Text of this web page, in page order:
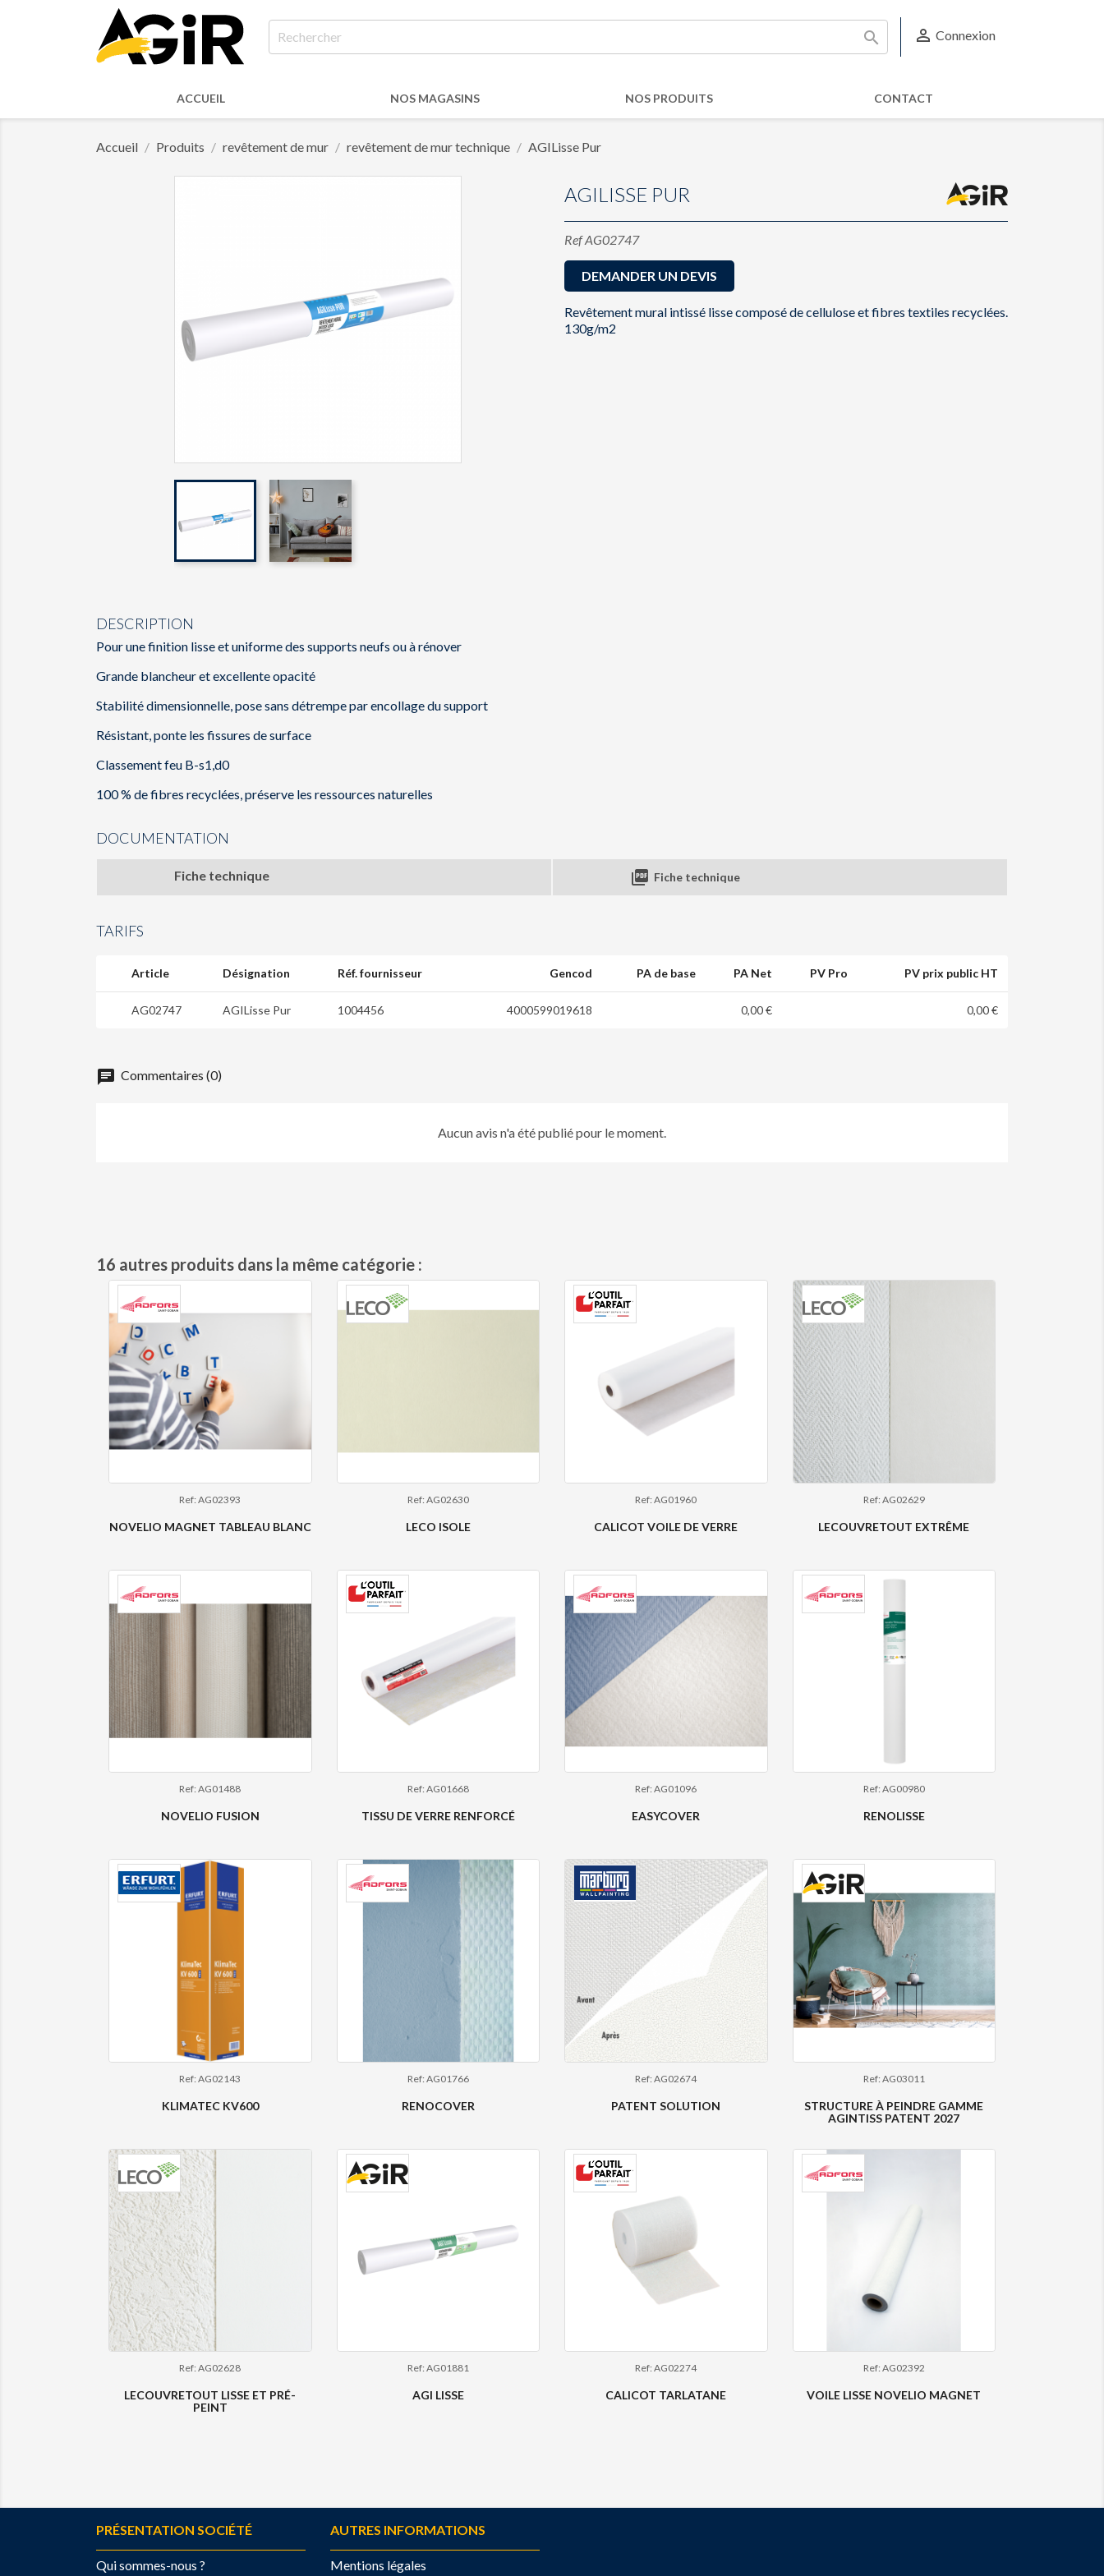
  Connexion
ACCUEIL NOS MAGASINS NOS PRODUITS CONTACT
Accueil Produits revêtement de mur revêtement de mur technique AGILisse Pur
AGILISSE PUR
RefAG02747
DEMANDER UN DEVIS
Revêtement mural intissé lisse composé de cellulose et fibres textiles recyclées.
130g/m2
DESCRIPTION
Pour une finition lisse et uniforme des supports neufs ou à rénover
Grande blancheur et excellente opacité
Stabilité dimensionnelle, pose sans détrempe par encollage du support
Résistant, ponte les fissures de surface
Classement feu B-s1,d0
100 % de fibres recyclées, préserve les ressources naturelles
DOCUMENTATION
Fiche technique  Fiche technique
TARIFS
Article Désignation Réf. fournisseur Gencod PA de base PA Net PV Pro PV prix public HT
AG02747 AGILisse Pur 1004456 4000599019618 0,00 € 0,00 €
chat Commentaires (0)
Aucun avis n'a été publié pour le moment.
16 autres produits dans la même catégorie :
Ref: AG02393
NOVELIO MAGNET TABLEAU BLANC
Ref: AG02630
LECO ISOLE
Ref: AG01960
CALICOT VOILE DE VERRE
Ref: AG02629
LECOUVRETOUT EXTRÊME
Ref: AG01488
NOVELIO FUSION
Ref: AG01668
TISSU DE VERRE RENFORCÉ
Ref: AG01096
EASYCOVER
Ref: AG00980
RENOLISSE
Ref: AG02143
KLIMATEC KV600
Ref: AG01766
RENOCOVER
Ref: AG02674
PATENT SOLUTION
Ref: AG03011
STRUCTURE À PEINDRE GAMME
AGINTISS PATENT 2027
Ref: AG02628
LECOUVRETOUT LISSE ET PRÉ-
PEINT
Ref: AG01881
AGI LISSE
Ref: AG02274
CALICOT TARLATANE
Ref: AG02392
VOILE LISSE NOVELIO MAGNET
PRÉSENTATION SOCIÉTÉ
Qui sommes-nous ?
AUTRES INFORMATIONS
Mentions légales